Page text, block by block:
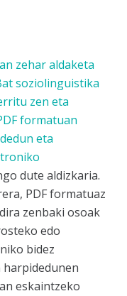
zehar aldaketa
soziolinguistika
zen eta
formatuan
eta
dute aldizkaria.
PDF formatuaz
zenbaki osoak
edo
bidez
eskaintzeko